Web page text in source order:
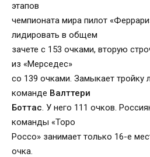
этапов
чемпионата мира пилот
лидировать в общем
зачете с 153 очками, вторую
из «Мерседес»
со 139 очками. Замыкает тройку
команде Валттери
Боттас. У него 111 очков.
команды «Торо
Россо» занимает только 16-е
очка.